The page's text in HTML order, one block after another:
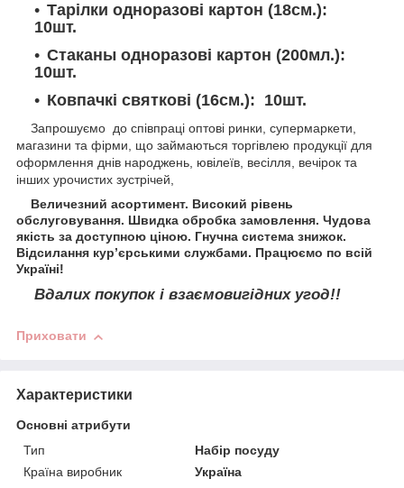
Тарілки одноразові картон (18см.):
10шт.
Стаканы одноразові картон (200мл.):
10шт.
Ковпачкi святкові (16см.): 10шт.
Запрошуємо до співпраці оптові ринки, супермаркети,
магазини та фірми, що займаються торгівлею продукції для
оформлення днів народжень, ювілеїв, весілля, вечірок та
інших урочистих зустрічей,
Величезний асортимент. Високий рівень
обслуговування. Швидка обробка замовлення. Чудова
якість за доступною ціною. Гнучна система знижок.
Відсилання кур’єрськими службами. Працюємо по всій
Україні!
Вдалих покупок і взаємовигідних угод!!
Приховати
Характеристики
Основні атрибути
Тип
Набір посуду
Країна виробник
Україна